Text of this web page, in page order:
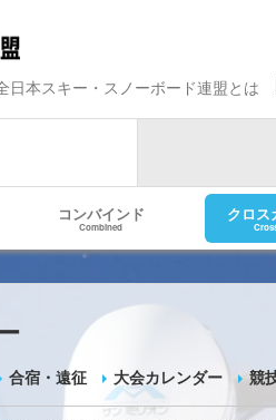
日本スキー・スノーボード連盟とは
コンバインド
Combined
クロス
合宿・遠征 大会カレンダー 競